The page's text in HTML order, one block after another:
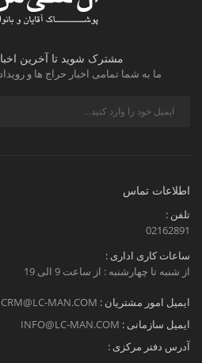
مشترک شوید تا آخرین
ما به شما تمامی اخبار حراج ها و
اطلاعات تماس
تلفن :
02162891
ساعات کاری اداری :
از شنبه تا چهارشنبه : از ساعت 9 الی 19
ایمیل امور مشتریان : CRM@LC-MAN.COM
ایمیل سازمانی : INFO@LC-MAN.COM
آدرس دفتر مرکزی :